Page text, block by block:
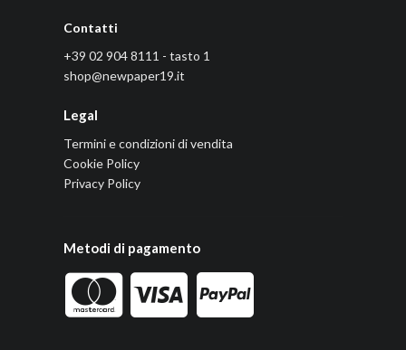
Contatti
+39 02 904 8111 - tasto 1
shop@newpaper19.it
Legal
Termini e condizioni di vendita
Cookie Policy
Privacy Policy
Metodi di pagamento